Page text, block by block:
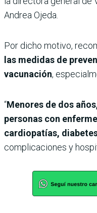
Andrea Ojeda.
Por dicho motivo,
las medidas de
vacunación,
“Menores de dos
personas con
cardiopatías,
complicaciones y